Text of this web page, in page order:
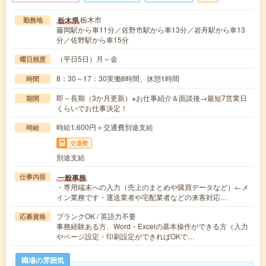
勤務地 栃木県栃木市
藤岡駅から車11分／佐野市駅から車13分／岩舟駅から車13
分／佐野駅から車15分
曜日頻度 （平日5日）月～金
時間 8：30～17：30実働8時間、休憩1時間
期間
即～長期（3か月更新）※お仕事紹介＆面談後→最短7営業日
くらいでお仕事決定！
時給 時給1,600円＋交通費別途支給
交通費
別途支給
仕事内容 一般事務
・専用端末への入力（売上のまとめや購買データなど）←メ
イン業務です・運送業者や宅配業者などの来客対応…
応募資格
ブランクOK / 英語力不要
事務経験ある方、Word・Excelの基本操作ができる方（入力
やページ設定・印刷設定ができればOKで…
職場の雰囲気